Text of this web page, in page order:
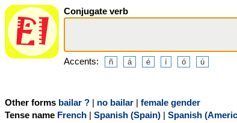
Conjugate verb
Accents:
Other forms bailar ? | no bailar | female gender
Tense name French | Spanish (Spain) | Spanish